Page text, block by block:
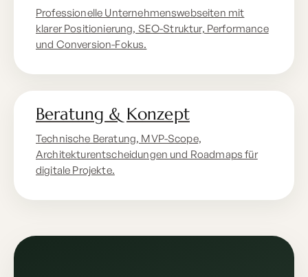
Professionelle Unternehmenswebseiten mit
klarer Positionierung, SEO-Struktur, Performance
und Conversion-Fokus.
Beratung & Konzept
Technische Beratung, MVP-Scope,
Architekturentscheidungen und Roadmaps für
digitale Projekte.